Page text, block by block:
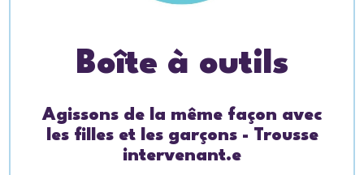
Boîte à outils
Agissons de la même façon avec
les filles et les garçons - Trousse
intervenant.e